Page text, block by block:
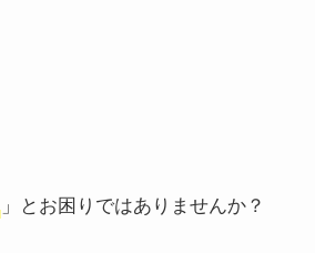
」とお困りではありませんか？